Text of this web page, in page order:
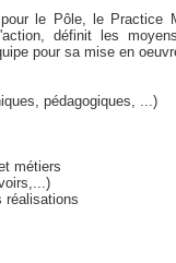
le Pôle, le Practice
définit les
pour sa mise en
pédagogiques, ...)
métiers
réalisations